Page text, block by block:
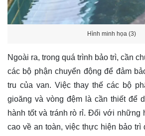
Hình minh họa (3)
Ngoài ra, trong quá trình bảo trì, cần
các bộ phận chuyển động để đảm
tru của van. Việc thay thế các bộ
gioăng và vòng đệm là cần thiết để
hành tốt và tránh rò rỉ. Đối với những
cao về an toàn, việc thực hiện bảo trì